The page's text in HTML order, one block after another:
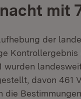
mit
der
wurden
davon 461
die